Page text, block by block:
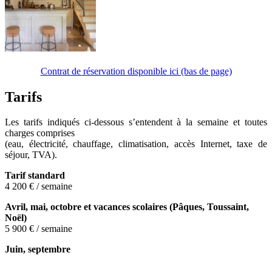
Contrat de réservation disponible ici (bas de page)
Tarifs
Les tarifs indiqués ci-dessous s’entendent à la semaine et toutes
charges comprises
(eau, électricité, chauffage, climatisation, accès Internet, taxe de
séjour, TVA).
Tarif standard
4 200 € / semaine
Avril, mai, octobre et vacances scolaires (Pâques, Toussaint,
Noël)
5 900 € / semaine
Juin, septembre